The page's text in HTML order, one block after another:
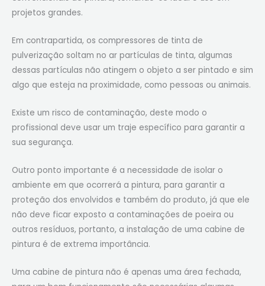
projetos grandes.
Em contrapartida, os compressores de tinta de
pulverização soltam no ar partículas de tinta, algumas
dessas partículas não atingem o objeto a ser pintado e sim
algo que esteja na proximidade, como pessoas ou animais.
Existe um risco de contaminação, deste modo o
profissional deve usar um traje específico para garantir a
sua segurança.
Outro ponto importante é a necessidade de isolar o
ambiente em que ocorrerá a pintura, para garantir a
proteção dos envolvidos e também do produto, já que ele
não deve ficar exposto a contaminações de poeira ou
outros resíduos, portanto, a instalação de uma cabine de
pintura é de extrema importância.
Uma cabine de pintura não é apenas uma área fechada,